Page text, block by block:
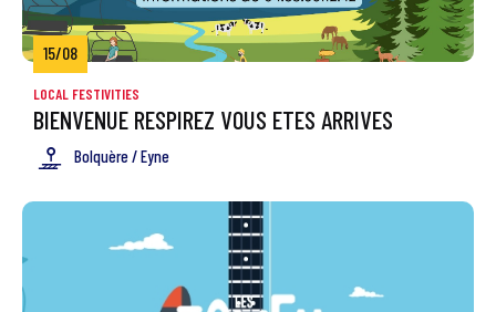
15/08
LOCAL FESTIVITIES
BIENVENUE RESPIREZ VOUS ETES ARRIVES
Bolquère / Eyne